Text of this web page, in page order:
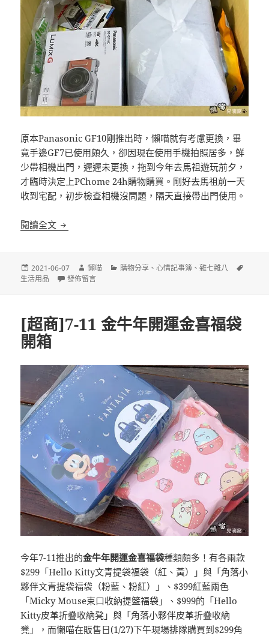
原本Panasonic GF10剛推出時，懶喵就有考慮更換，畢
竟手邊GF7已使用頗久，卻因現在使用手機拍照居多，鮮
少帶相機出門，遲遲未更換，拖到今年去馬祖遊玩前夕，
才臨時決定上PChome 24h購物購買。剛好去馬祖前一天
收到宅配，初步檢查相機沒問題，隔天直接帶出門使用。
閱讀全文 新入手相機保證書編號已被他人註冊處理過程
發
佈
2021-06-07
作
者
懶喵
分
購物分享 、心情記事簿 、雜七雜八
生活用品 在〈新入手相機保證書編號已被他人註冊處理過程〉
發佈留言
[超商]7-11 金牛年開運金喜福袋
開箱
今年7-11推出的金牛年開運金喜福袋種類頗多！有各兩款
$299「Hello Kitty文青提袋福袋（紅、黃）」與「角落小
夥伴文青提袋福袋（粉藍、粉紅）」、$399紅藍兩色
「Micky Mouse束口收納提籃福袋」、$999的「Hello
Kitty皮革折疊收納凳」與「角落小夥伴皮革折疊收納
凳」，而懶喵在販售日(1/27)下午現場排隊購買到$299角